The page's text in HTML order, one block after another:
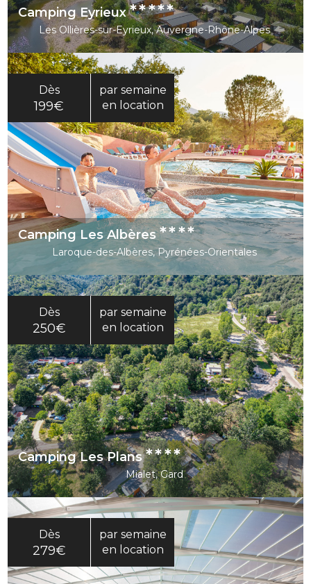
Camping Eyrieux*****
Les Ollières-sur-Eyrieux, Auvergne-Rhône-Alpes
Dès
199€
par semaine
en location
Camping Les Albères****
Laroque-des-Albères, Pyrénées-Orientales
Dès
250€
par semaine
en location
Camping Les Plans****
Mialet, Gard
Dès
279€
par semaine
en location